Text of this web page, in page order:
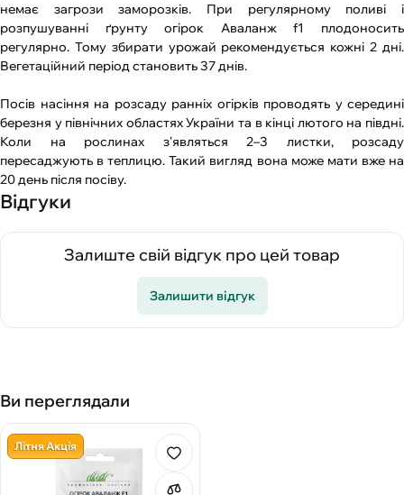
немає загрози заморозків. При регулярному поливі і
розпушуванні ґрунту огірок Аваланж f1 плодоносить
регулярно. Тому збирати урожай рекомендується кожні 2 дні.
Вегетаційний період становить 37 днів.
Посів насіння на розсаду ранніх огірків проводять у середині
березня у північних областях України та в кінці лютого на півдні.
Коли на рослинах з'являться 2–3 листки, розсаду
пересаджують в теплицю. Такий вигляд вона може мати вже на
20 день після посіву.
Відгуки
Залиште свій відгук про цей товар
Залишити відгук
Ви переглядали
Літня Акція